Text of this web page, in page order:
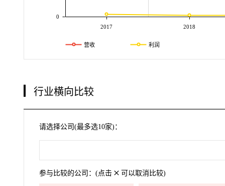
2017 2018
0
营收 利润
行业横向比较
请选择公司(最多选10家)：
参与比较的公司：(点击 可以取消比较)